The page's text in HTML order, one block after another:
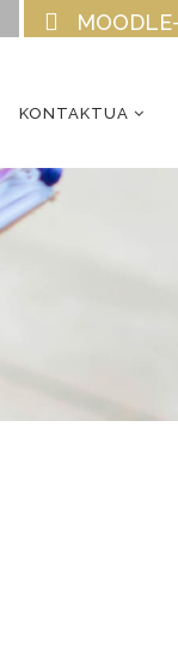
KONTAKTUA